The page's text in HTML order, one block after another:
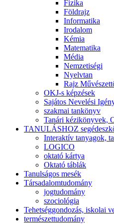
Fizika
Földrajz
Informatika
Irodalom
Kémia
Matematika
Média
Nemzetiségi
Nyelvtan
Rajz
OKJ-s képzések
Sajátos Nevelési
szakmai tankönyv
Tanári kézikönyvek,
TANULÁSHOZ
Interaktív tanyagok,
LOGICO
oktató kártya
Oktató táblák
Tanulságos mesék
Társadalomtudomány
jogtudomány
szociológia
Tehetséggondozás, iskolai
természettudomány